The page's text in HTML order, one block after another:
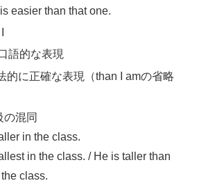
easier than that one.
語的な表現
的に正確な表現（than I amの省略
の混同
in the class.
in the class. / He is taller than
class.